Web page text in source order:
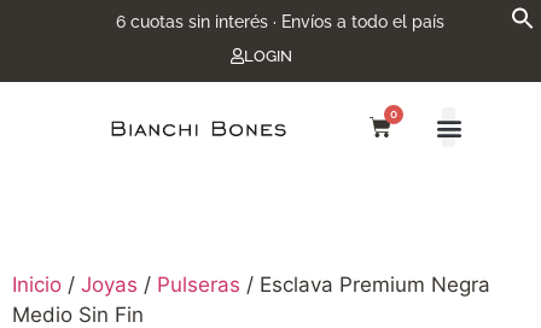
6 cuotas sin interés · Envíos a todo el país
LOGIN
0
Inicio / Joyas / Pulseras / Esclava Premium Negra
Medio Sin Fin